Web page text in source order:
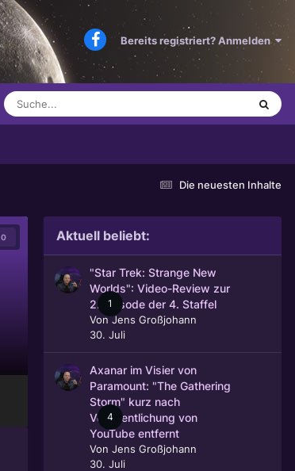
Bereits registriert? Anmelden
Die neuesten Inhalte
0 Aktuell beliebt:
1
"Star Trek: Strange New
Worlds": Video-Review zur
2. Episode der 4. Staffel
VonJens Großjohann
30. Juli
4
Axanar im Visier von
Paramount: "The Gathering
Storm" kurz nach
Veröffentlichung von
YouTube entfernt
Von Jens Großjohann
30. Juli